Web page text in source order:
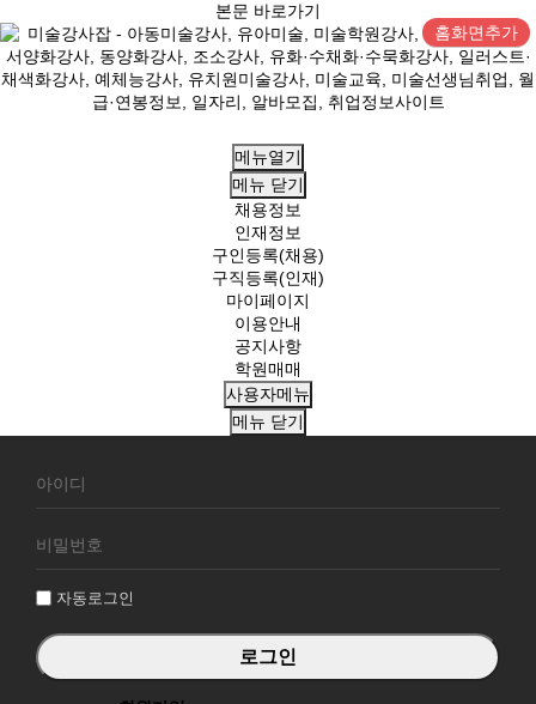
본문 바로가기
홈화면추가
메뉴열기
메뉴 닫기
채용정보
인재정보
구인등록(채용)
구직등록(인재)
마이페이지
이용안내
공지사항
학원매매
사용자메뉴
메뉴 닫기
원
그
자동로그인